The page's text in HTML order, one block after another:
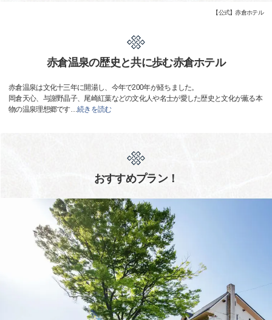
【公式】赤倉ホテル
赤倉温泉の歴史と共に歩む赤倉ホテル
赤倉温泉は文化十三年に開湯し、今年で200年が経ちました。
岡倉天心、与謝野晶子、尾崎紅葉などの文化人や名士が愛した歴史と文化が薫る本
物の温泉理想郷です…続きを読む
おすすめプラン！